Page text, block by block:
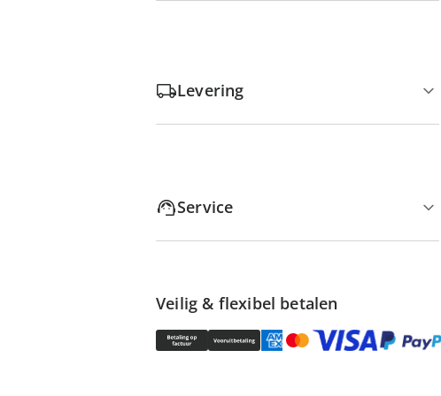
Levering
Service
Veilig & flexibel betalen